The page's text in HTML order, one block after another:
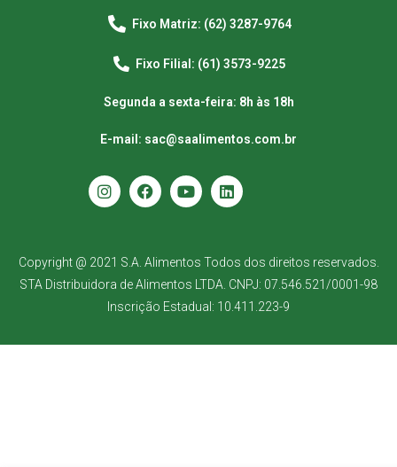
Fixo Matriz: (62) 3287-9764
Fixo Filial: (61) 3573-9225
Segunda a sexta-feira: 8h às 18h
E-mail: sac@saalimentos.com.br
Copyright @ 2021 S.A. Alimentos Todos dos direitos reservados.
STA Distribuidora de Alimentos LTDA. CNPJ: 07.546.521/0001-98
Inscrição Estadual: 10.411.223-9